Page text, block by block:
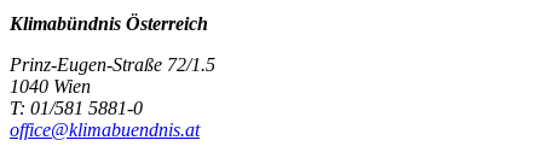
Klimabündnis Österreich
Prinz-Eugen-Straße 72/1.5
1040 Wien
T: 01/581 5881-0
office@klimabuendnis.at